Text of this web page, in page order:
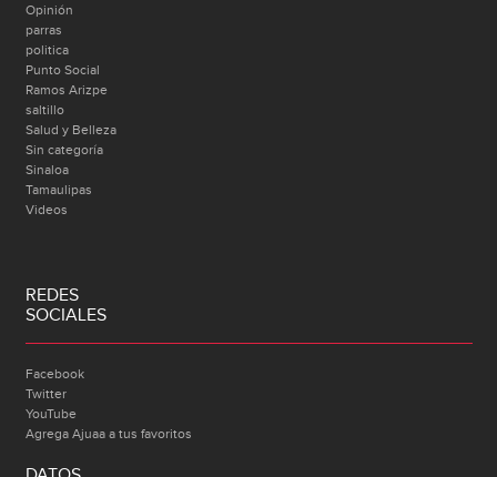
Opinión
parras
politica
Punto Social
Ramos Arizpe
saltillo
Salud y Belleza
Sin categoría
Sinaloa
Tamaulipas
Videos
REDES
SOCIALES
Facebook
Twitter
YouTube
Agrega Ajuaa a tus favoritos